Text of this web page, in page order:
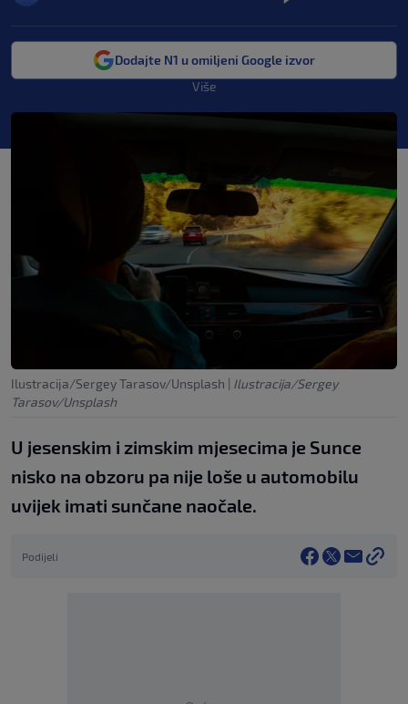
Dodajte N1 u omiljeni Google izvor
Više
Ilustracija/Sergey Tarasov/Unsplash | Ilustracija/Sergey
Tarasov/Unsplash
U jesenskim i zimskim mjesecima je Sunce
nisko na obzoru pa nije loše u automobilu
uvijek imati sunčane naočale.
Podijeli